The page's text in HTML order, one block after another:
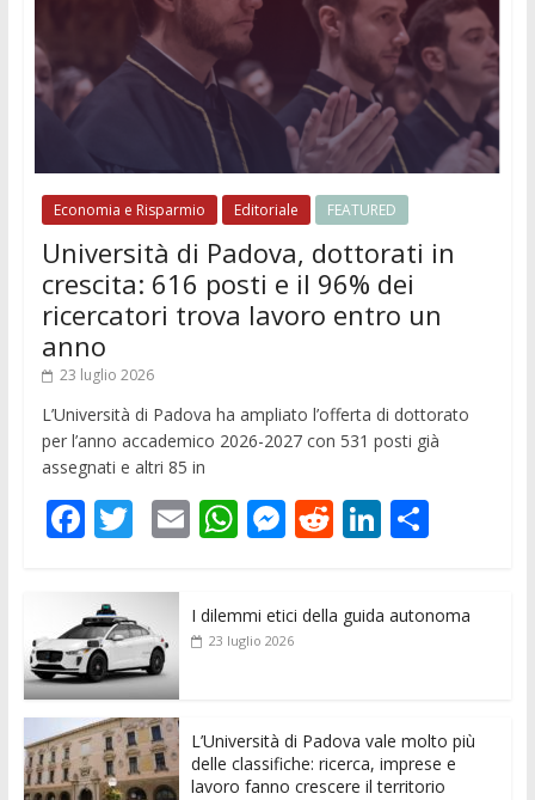
Economia e Risparmio Editoriale FEATURED
Università di Padova, dottorati in
crescita: 616 posti e il 96% dei
ricercatori trova lavoro entro un
anno
23 luglio 2026
L’Università di Padova ha ampliato l’offerta di dottorato
per l’anno accademico 2026-2027 con 531 posti già
assegnati e altri 85 in
F
e
b
o
o
k
T
itt
er
E
ai
l
W
s
p
M
ss
e
er
R
di
Li
e
C
di
I dilemmi etici della guida autonoma
23 luglio 2026
L’Università di Padova vale molto più
delle classifiche: ricerca, imprese e
lavoro fanno crescere il territorio